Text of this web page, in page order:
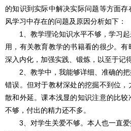
的知识到实际中解决实际问题等方面
风学习中存在的问题及原因分析如下：
1、教学理论知识水平不够，学习起
用，有关教育教学的书籍看的很少。
深入内化，加强实践、锻炼，以至于记
2、教学中，我能够详细、准确的把
错误。但对于教材深处的挖掘不到位
散和外延。课本浅显的知识注意的比
不够，付出的精力还不多。
3、对学生关爱不够。本人也一直爱